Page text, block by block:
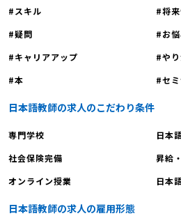
スキル
将
疑問
お
キャリアアップ
や
本
セ
日本語教師の求人のこだわり条件
専門学校
日本
社会保険完備
昇給
オンライン授業
日本
日本語教師の求人の雇用形態